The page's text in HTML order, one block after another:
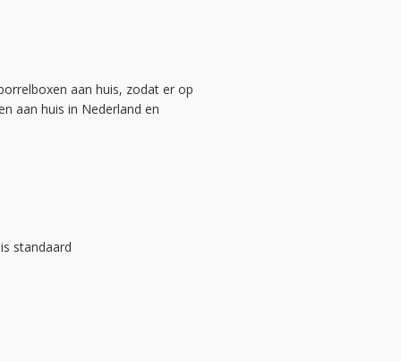
aan huis, zodat er op
aan huis in Nederland en
standaard